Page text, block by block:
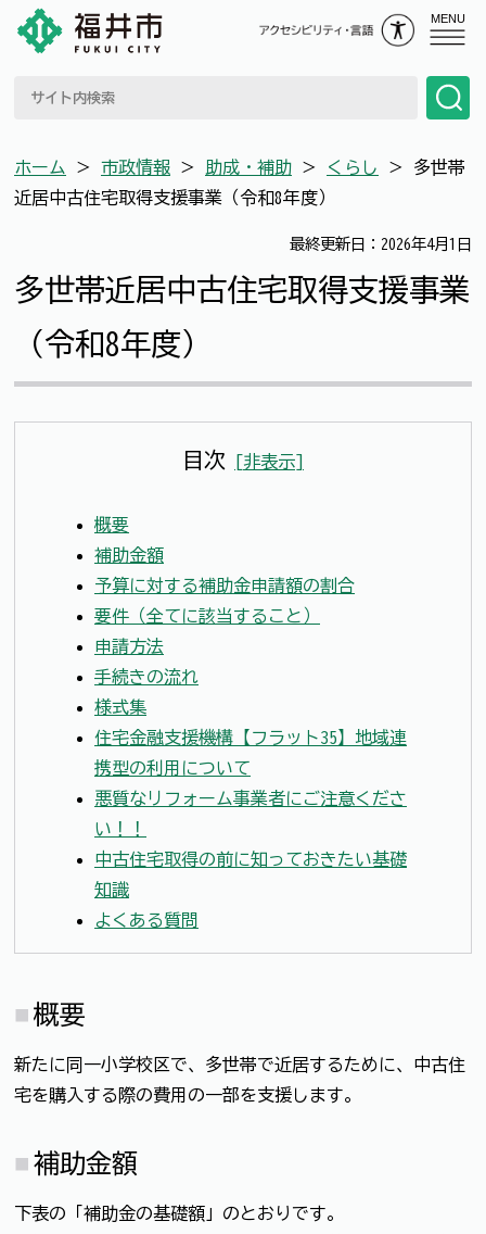
MENU
ホーム ＞ 市政情報 ＞ 助成・補助 ＞ くらし ＞ 多世帯
近居中古住宅取得支援事業（令和8年度）
最終更新日：2026年4月1日
多世帯近居中古住宅取得支援事業
（令和8年度）
目次 [非表示]
概要
補助金額
予算に対する補助金申請額の割合
要件（全てに該当すること）
申請方法
手続きの流れ
様式集
住宅金融支援機構【フラット35】地域連
携型の利用について
悪質なリフォーム事業者にご注意くださ
い！！
中古住宅取得の前に知っておきたい基礎
知識
よくある質問
概要
新たに同一小学校区で、多世帯で近居するために、中古住
宅を購入する際の費用の一部を支援します。
補助金額
下表の「補助金の基礎額」のとおりです。